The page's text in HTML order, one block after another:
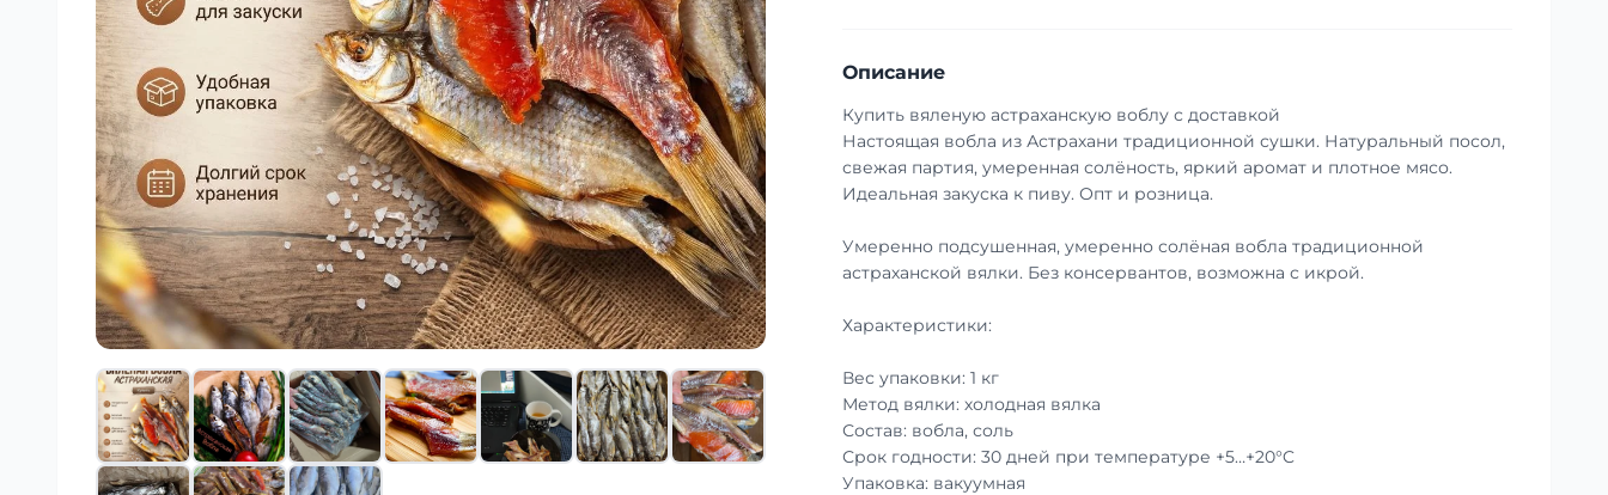
Описание
Купить вяленую астраханскую воблу с доставкой
Настоящая вобла из Астрахани традиционной сушки. Натуральный посол,
свежая партия, умеренная солёность, яркий аромат и плотное мясо.
Идеальная закуска к пиву. Опт и розница.
Умеренно подсушенная, умеренно солёная вобла традиционной
астраханской вялки. Без консервантов, возможна с икрой.
Характеристики:
Вес упаковки: 1 кг
Метод вялки: холодная вялка
Состав: вобла, соль
Срок годности: 30 дней при температуре +5…+20°C
Упаковка: вакуумная